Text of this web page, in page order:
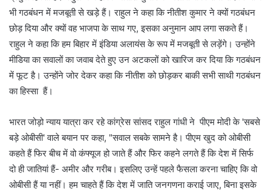
भी गठबंधन में मजबूती से खड़े हैं। राहुल ने कहा कि नीतीश कुमार ने क्यों गठबंधन
छोड़ दिया और क्यों वह भाजपा के साथ गए, इसका अनुमान आप लगा सकते हैं।
राहुल ने कहा कि हम बिहार में इंडिया अलायंस के रूप में मजबूती से लड़ेंगे। उन्होंने
मीडिया का सवालों का जवाब देते हुए उन अटकलों को खारिज कर दिया कि गठबंधन
में फूट है। उन्होंने जोर देकर कहा कि नीतीश को छोड़कर बाकी सभी साथी गठबंधन
का हिस्सा हैं।
भारत जोड़ो न्याय यात्रा कर रहे कांग्रेस सांसद राहुल गांधी ने पीएम मोदी के 'सबसे
बड़े ओबीसी' वाले बयान पर कहा, "सवाल सबके सामने है। पीएम खुद को ओबीसी
कहते हैं फिर बीच में वो कंफ्यूज हो जाते हैं और फिर कहने लगते हैं कि देश में सिर्फ
दो ही जातियां हैं- अमीर और गरीब। इसलिए उन्हें पहले फैसला करना चाहिए कि वो
ओबीसी हैं या नहीं। हम चाहते हैं कि देश में जाति जनगणना कराई जाए, बिना इसके